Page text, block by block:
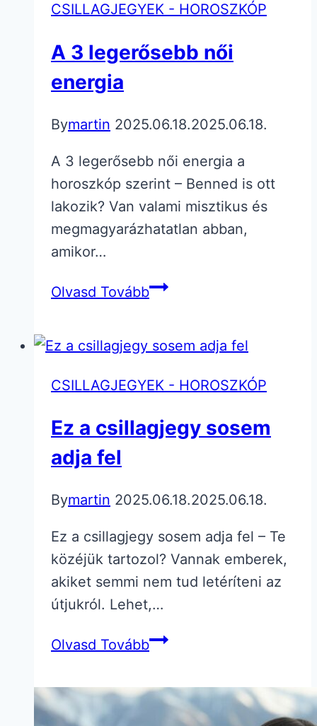
CSILLAGJEGYEK - HOROSZKÓP
A 3 legerősebb női
energia
Bymartin 2025.06.18.2025.06.18.
A 3 legerősebb női energia a
horoszkóp szerint – Benned is ott
lakozik? Van valami misztikus és
megmagyarázhatatlan abban,
amikor…
Olvasd TovábbA
női
energia
CSILLAGJEGYEK - HOROSZKÓP
Ez a csillagjegy sosem
adja fel
Bymartin 2025.06.18.2025.06.18.
Ez a csillagjegy sosem adja fel – Te
közéjük tartozol? Vannak emberek,
akiket semmi nem tud letéríteni az
útjukról. Lehet,…
Olvasd TovábbEz
csillagjegy
sosem